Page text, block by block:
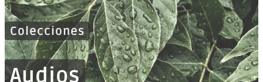
Colecciones
Audios